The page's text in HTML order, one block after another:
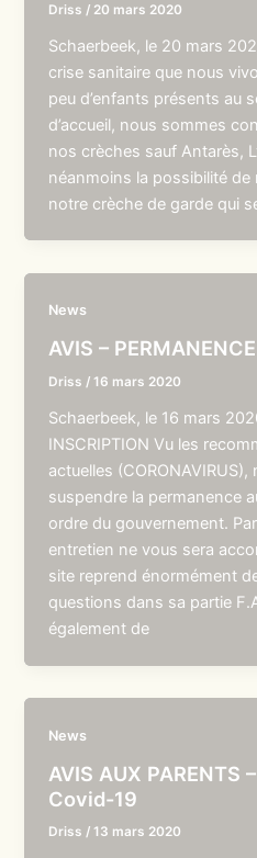
Driss / 20 mars 2020
Schaerbeek, le 20 mars
crise sanitaire que nous
peu d’enfants présents au
d’accueil, nous sommes
nos crèches sauf Antarès,
néanmoins la possibilité
notre crèche de garde qui
News
AVIS –
Driss /16 mars 2020
Schaerbeek, le 16 mars
INSCRIPTION Vu les
actuelles
suspendre la permanence
ordre du gouvernement.
entretien ne vous sera
site reprend énormément
questions dans sa partie
également de
News
AVIS AUX PARENTS
Covid-19
Driss /13 mars 2020